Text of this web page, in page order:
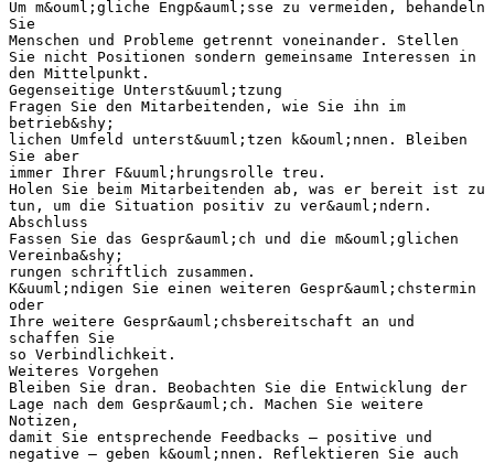
Um m&ouml;gliche Engp&auml;sse zu vermeiden, behandeln
Sie
Menschen und Probleme getrennt voneinander. Stellen
Sie nicht Positionen sondern gemeinsame Interessen in
den Mittelpunkt.
Gegenseitige Unterst&uuml;tzung
Fragen Sie den Mitarbeitenden, wie Sie ihn im
betrieb&shy;
lichen Umfeld unterst&uuml;tzen k&ouml;nnen. Bleiben
Sie aber
immer Ihrer F&uuml;hrungsrolle treu.
Holen Sie beim Mitarbeitenden ab, was er bereit ist zu
tun, um die Situation positiv zu ver&auml;ndern.
Abschluss
Fassen Sie das Gespr&auml;ch und die m&ouml;glichen
Vereinba&shy;
rungen schriftlich zusammen.
K&uuml;ndigen Sie einen weiteren Gespr&auml;chstermin
oder
Ihre weitere Gespr&auml;chsbereitschaft an und
schaffen Sie
so Verbindlichkeit.
Weiteres Vorgehen
Bleiben Sie dran. Beobachten Sie die Entwicklung der
Lage nach dem Gespr&auml;ch. Machen Sie weitere
Notizen,
damit Sie entsprechende Feedbacks – positive und
negative – geben k&ouml;nnen. Reflektieren Sie auch